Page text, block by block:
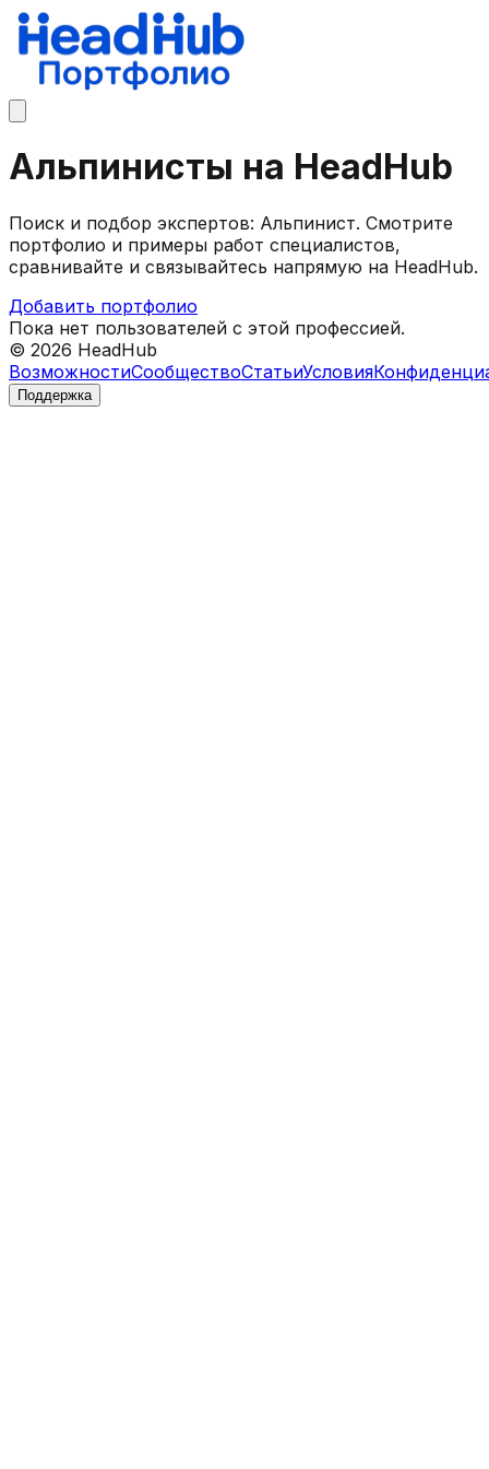
Альпинисты на HeadHub
Поиск и подбор экспертов: Альпинист. Смотрите
портфолио и примеры работ специалистов,
сравнивайте и связывайтесь напрямую на HeadHub.
Добавить портфолио
Пока нет пользователей с этой профессией.
© 2026 HeadHub
ВозможностиСообществоСтатьиУсловия
Поддержка